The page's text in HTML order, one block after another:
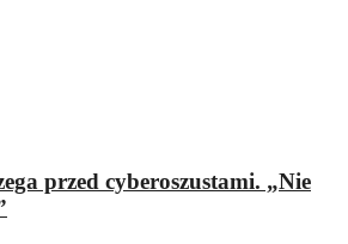
przed cyberoszustami. „Nie